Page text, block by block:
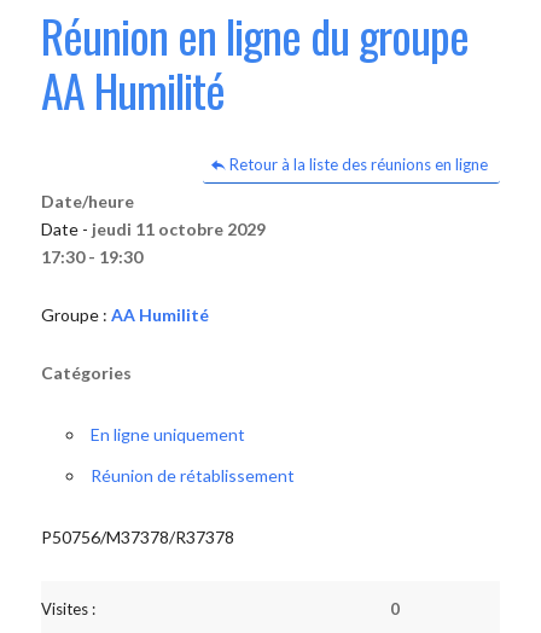
Réunion en ligne du groupe
AA Humilité
Retour à la liste des réunions en ligne
Date/heure
Date - jeudi 11 octobre 2029
17:30 - 19:30
Groupe : AA Humilité
Catégories
En ligne uniquement
Réunion de rétablissement
P50756/M37378/R37378
Visites : 0